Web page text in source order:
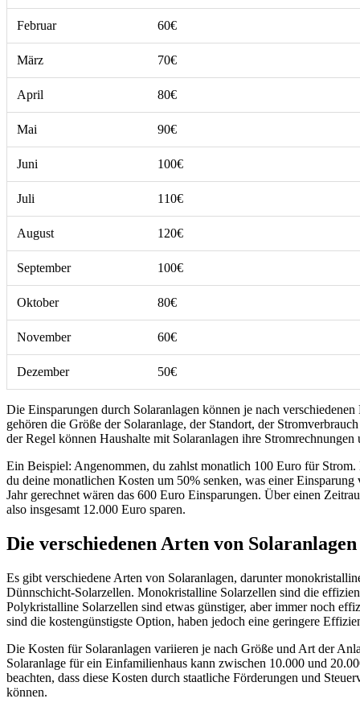
Februar 60€
März 70€
April 80€
Mai 90€
Juni 100€
Juli 110€
August 120€
September 100€
Oktober 80€
November 60€
Dezember 50€
Die Einsparungen durch Solaranlagen können je nach
gehören die Größe der Solaranlage, der Standort, der
der Regel können Haushalte mit Solaranlagen ihre Stromrechnungen
Ein Beispiel: Angenommen, du zahlst monatlich 100 Euro für
du deine monatlichen Kosten um 50% senken, was einer
Jahr gerechnet wären das 600 Euro Einsparungen. Über einen
also insgesamt 12.000 Euro sparen.
Die verschiedenen Arten von
Es gibt verschiedene Arten von Solaranlagen, darunter
Dünnschicht-Solarzellen. Monokristalline Solarzellen sind die
Polykristalline Solarzellen sind etwas günstiger, aber immer noch
sind die kostengünstigste Option, haben jedoch eine geringere
Die Kosten für Solaranlagen variieren je nach Größe und Art der
Solaranlage für ein Einfamilienhaus kann zwischen 10.000 und
beachten, dass diese Kosten durch staatliche Förderungen und
können.